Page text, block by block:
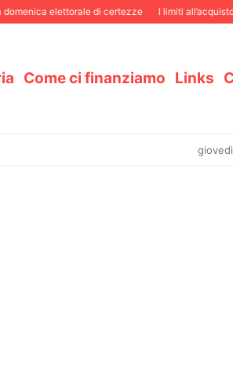
elettorale di certezze I limiti
Come ci finanziamo Links